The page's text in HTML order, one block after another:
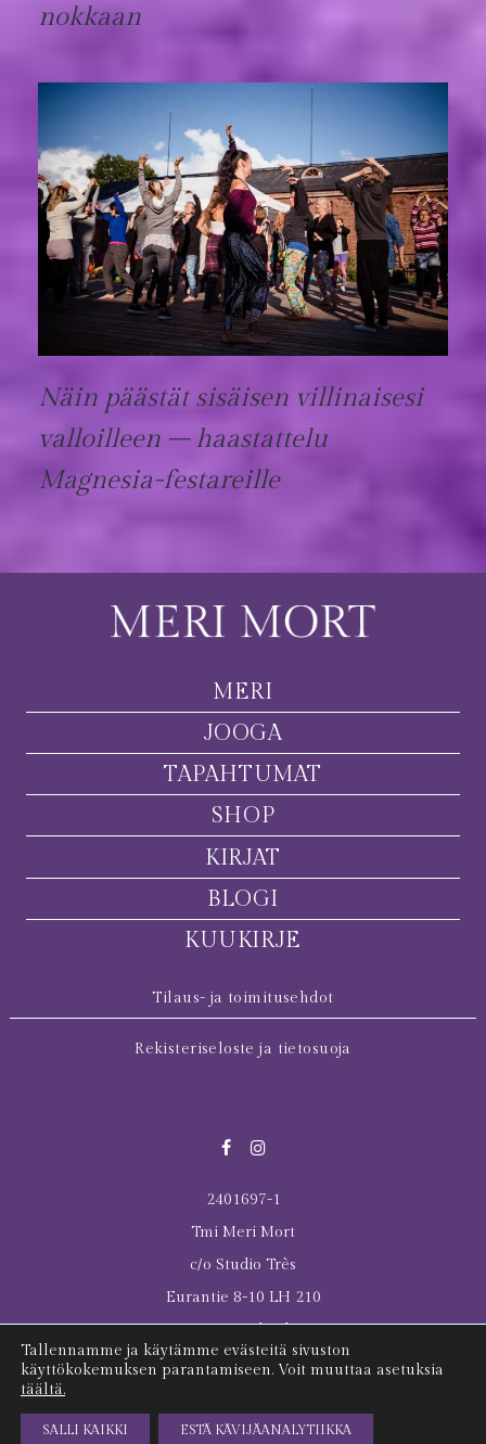
nokkaan
Näin päästät sisäisen villinaisesi
valloilleen – haastattelu
Magnesia-festareille
MERI
JOOGA
TAPAHTUMAT
SHOP
KIRJAT
BLOGI
KUUKIRJE
Tilaus- ja toimitusehdot
Rekisteriseloste ja tietosuoja
2401697-1
Tmi Meri Mort
c/o Studio Très
Eurantie 8-10 LH 210
00550 Helsinki
© 2026 All rights reserved Meri Mort
Last Tuesday was here
Tallennamme ja käytämme evästeitä sivuston
käyttökokemuksen parantamiseen. Voit muuttaa asetuksia
täältä.
SALLI KAIKKI ESTÄ KÄVIJÄANALYTIIKKA